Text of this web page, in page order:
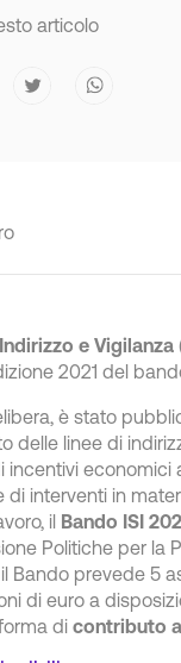
articolo
e Vigilanza
2021 del
è stato
delle linee di
incentivi economici
di interventi in
il Bando ISI
Politiche per la
Bando prevede 5
di euro a
dicontributo